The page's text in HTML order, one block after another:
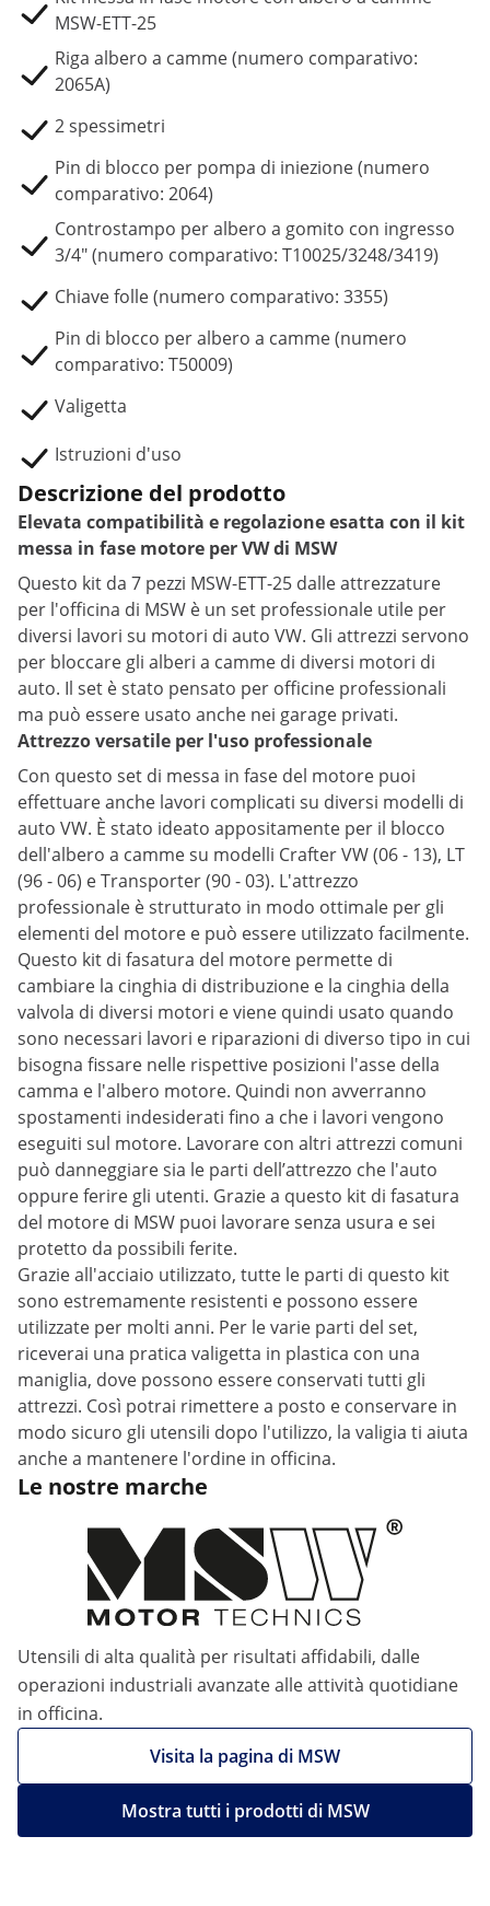
MSW-ETT-25
Riga albero a camme (numero comparativo:
2065A)
2 spessimetri
Pin di blocco per pompa di iniezione (numero
comparativo: 2064)
Controstampo per albero a gomito con ingresso
3/4" (numero comparativo: T10025/3248/3419)
Chiave folle (numero comparativo: 3355)
Pin di blocco per albero a camme (numero
comparativo: T50009)
Valigetta
Istruzioni d'uso
Descrizione del prodotto
Elevata compatibilità e regolazione esatta con il kit
messa in fase motore per VW di MSW
Questo kit da 7 pezzi MSW-ETT-25 dalle attrezzature
per l'officina di MSW è un set professionale utile per
diversi lavori su motori di auto VW. Gli attrezzi servono
per bloccare gli alberi a camme di diversi motori di
auto. Il set è stato pensato per officine professionali
ma può essere usato anche nei garage privati.
Attrezzo versatile per l'uso professionale
Con questo set di messa in fase del motore puoi
effettuare anche lavori complicati su diversi modelli di
auto VW. È stato ideato appositamente per il blocco
dell'albero a camme su modelli Crafter VW (06 - 13), LT
(96 - 06) e Transporter (90 - 03). L'attrezzo
professionale è strutturato in modo ottimale per gli
elementi del motore e può essere utilizzato facilmente.
Questo kit di fasatura del motore permette di
cambiare la cinghia di distribuzione e la cinghia della
valvola di diversi motori e viene quindi usato quando
sono necessari lavori e riparazioni di diverso tipo in cui
bisogna fissare nelle rispettive posizioni l'asse della
camma e l'albero motore. Quindi non avverranno
spostamenti indesiderati fino a che i lavori vengono
eseguiti sul motore. Lavorare con altri attrezzi comuni
può danneggiare sia le parti dell’attrezzo che l'auto
oppure ferire gli utenti. Grazie a questo kit di fasatura
del motore di MSW puoi lavorare senza usura e sei
protetto da possibili ferite.
Grazie all'acciaio utilizzato, tutte le parti di questo kit
sono estremamente resistenti e possono essere
utilizzate per molti anni. Per le varie parti del set,
riceverai una pratica valigetta in plastica con una
maniglia, dove possono essere conservati tutti gli
attrezzi. Così potrai rimettere a posto e conservare in
modo sicuro gli utensili dopo l'utilizzo, la valigia ti aiuta
anche a mantenere l'ordine in officina.
Le nostre marche
Utensili di alta qualità per risultati affidabili, dalle
operazioni industriali avanzate alle attività quotidiane
in officina.
Visita la pagina di MSW
Mostra tutti i prodotti di MSW